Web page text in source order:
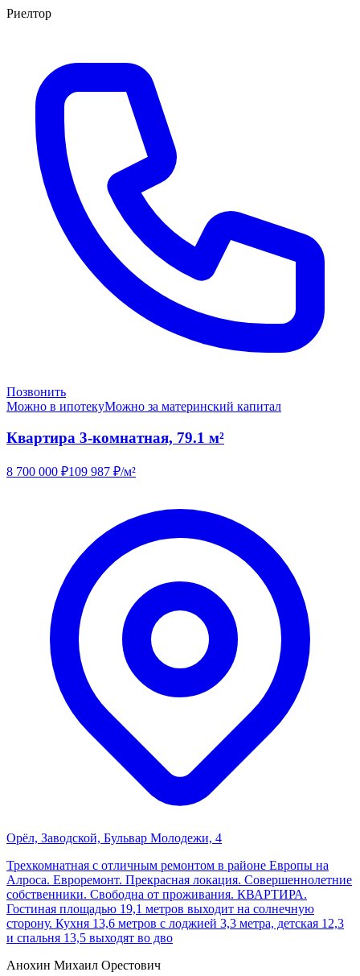
Риелтор
Позвонить
Можно в ипотекуМожно за материнский капитал
Квартира 3-комнатная, 79.1 м²
8 700 000 ₽109 987 ₽/м²
Орёл, Заводской, Бульвар Молодежи, 4
Трехкомнатная с отличным ремонтом в районе Европы на
Алроса. Евроремонт. Прекрасная локация. Совершеннолетние
собственники. Свободна от проживания. КВАРТИРА.
Гостиная площадью 19,1 метров выходит на солнечную
сторону. Кухня 13,6 метров с лоджией 3,3 метра, детская 12,3
и спальня 13,5 выходят во дво
Анохин Михаил Орестович